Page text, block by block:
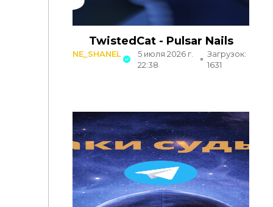
TwistedCat - Pulsar Nails
NE_SHANEL
5 июля 2026 г.
22:38
Загрузок:
1631